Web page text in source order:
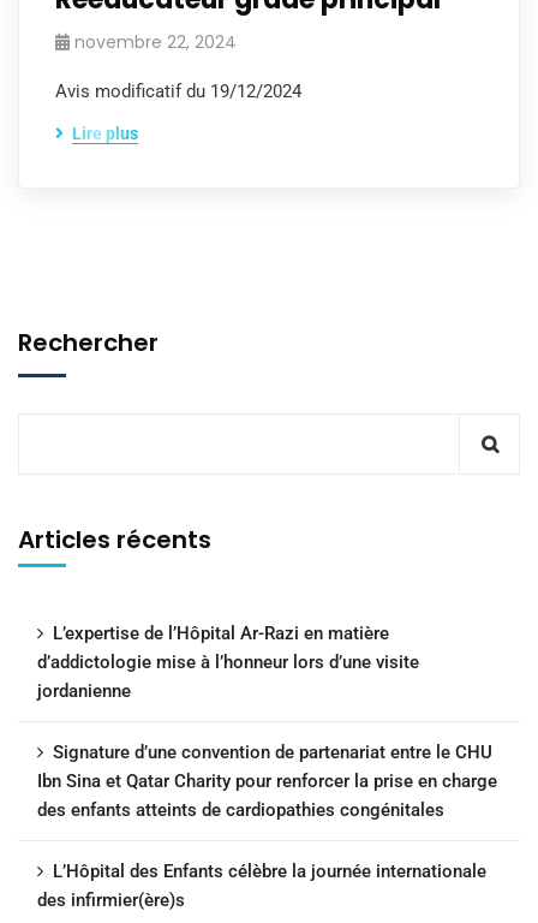
novembre 22, 2024
Avis modificatif du 19/12/2024
Lire plus
Rechercher
Articles récents
L’expertise de l’Hôpital Ar-Razi en matière
d’addictologie mise à l’honneur lors d’une visite
jordanienne
Signature d’une convention de partenariat entre le CHU
Ibn Sina et Qatar Charity pour renforcer la prise en charge
des enfants atteints de cardiopathies congénitales
L’Hôpital des Enfants célèbre la journée internationale
des infirmier(ère)s